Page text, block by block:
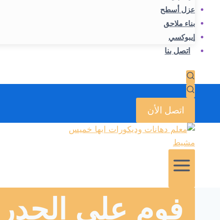
عزل أسطح
بناء ملاحق
إيبوكسي
اتصل بنا
اتصل الأن
فوم على